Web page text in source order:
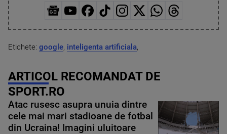
Etichete: google, inteligenta artificiala,
ARTICOL RECOMANDAT DE
SPORT.RO
Atac rusesc asupra unuia dintre
cele mai mari stadioane de fotbal
din Ucraina! Imagini uluitoare